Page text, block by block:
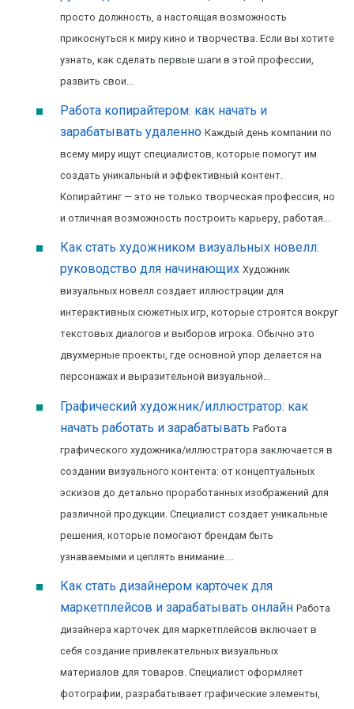
просто должность, а настоящая возможность
прикоснуться к миру кино и творчества. Если вы хотите
узнать, как сделать первые шаги в этой профессии,
развить свои...
Работа копирайтером: как начать и
зарабатывать удаленно Каждый день компании по
всему миру ищут специалистов, которые помогут им
создать уникальный и эффективный контент.
Копирайтинг — это не только творческая профессия, но
и отличная возможность построить карьеру, работая...
Как стать художником визуальных новелл:
руководство для начинающих Художник
визуальных новелл создает иллюстрации для
интерактивных сюжетных игр, которые строятся вокруг
текстовых диалогов и выборов игрока. Обычно это
двухмерные проекты, где основной упор делается на
персонажах и выразительной визуальной...
Графический художник/иллюстратор: как
начать работать и зарабатывать Работа
графического художника/иллюстратора заключается в
создании визуального контента: от концептуальных
эскизов до детально проработанных изображений для
различной продукции. Специалист создает уникальные
решения, которые помогают брендам быть
узнаваемыми и цеплять внимание....
Как стать дизайнером карточек для
маркетплейсов и зарабатывать онлайн Работа
дизайнера карточек для маркетплейсов включает в
себя создание привлекательных визуальных
материалов для товаров. Специалист оформляет
фотографии, разрабатывает графические элементы,